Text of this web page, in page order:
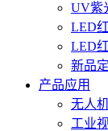
UV紫
LED
LED
新品
产品应用
无人
工业